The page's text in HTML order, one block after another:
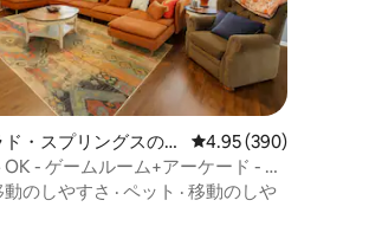
中4.95つ星の平均評価
ド・スプリングスの一
レビュー390件、5つ星
4.95 (390)
- ゲームルーム+アーケード - 山
のしやすさ · ペット · 移動のしや